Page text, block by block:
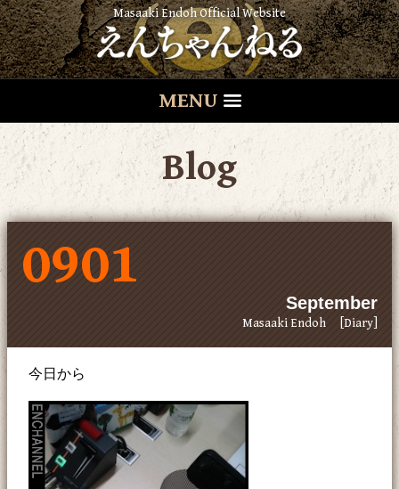
Masaaki Endoh Official Website
MENU
Blog
0901
September
Masaaki Endoh [Diary]
今日から